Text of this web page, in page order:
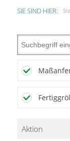
Plissee
Faltstores
Outdoor-
Rollos
Thermo
Rollo
Raffrollo
Raffrollo
Standard
SIE SIND HIER:
Aktion